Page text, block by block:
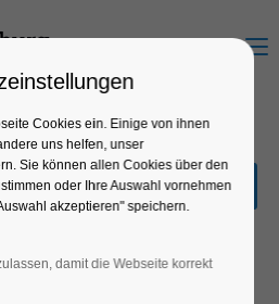
Menu
den Gränert
Cookies ein. Einige von ihnen
uns helfen, unser
Sie können allen Cookies über den
oder Ihre Auswahl vornehmen
akzeptieren" speichern.
damit die Webseite korrekt